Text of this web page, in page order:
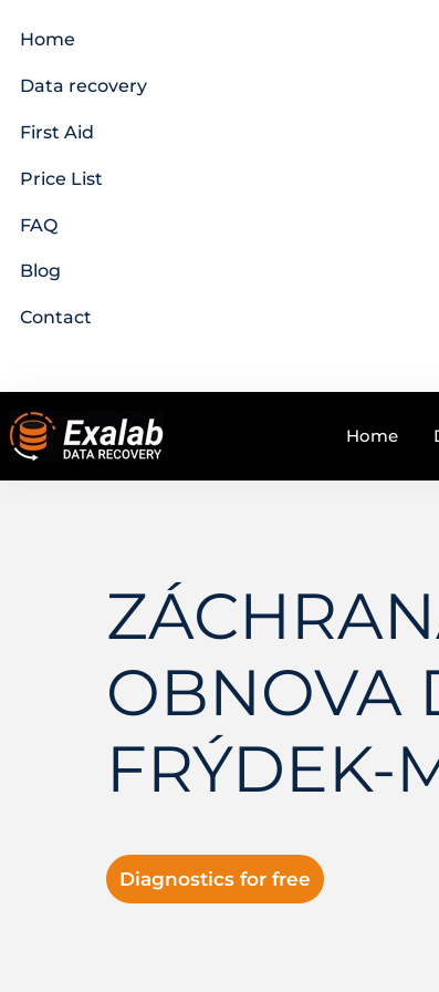
Home
Data recovery
First Aid
Price List
FAQ
Blog
Contact
Home
OBNOVA
FRÝDEK-
Diagnostics for free